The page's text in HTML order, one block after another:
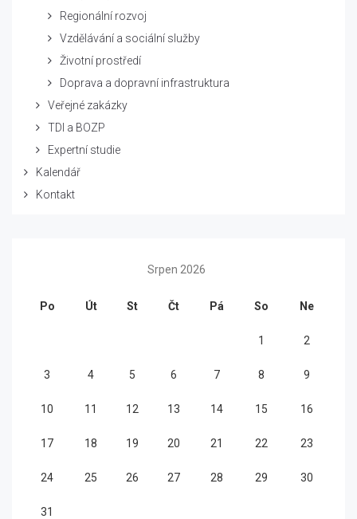
Regionální rozvoj
Vzdělávání a sociální služby
Životní prostředí
Doprava a dopravní infrastruktura
Veřejné zakázky
TDI a BOZP
Expertní studie
Kalendář
Kontakt
Srpen 2026
Po Út St Čt Pá So Ne
1 2
3 4 5 6 7 8 9
10 11 12 13 14 15 16
17 18 19 20 21 22 23
24 25 26 27 28 29 30
31